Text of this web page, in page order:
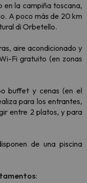
en la campiña toscana,
A poco más de 20 km
di Orbetello.
aire acondicionado y
Fi gratuito (en zonas
buffet y cenas (en el
para los entrantes,
entre 2 platos, y para
de una piscina
: